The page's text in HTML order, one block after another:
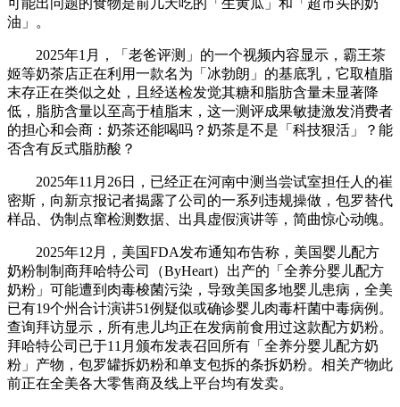
可能出问题的食物是前几天吃的「生黄瓜」和「超市买的奶
油」。
2025年1月，「老爸评测」的一个视频内容显示，霸王茶
姬等奶茶店正在利用一款名为「冰勃朗」的基底乳，它取植脂
末存正在类似之处，且经送检发觉其糖和脂肪含量未显著降
低，脂肪含量以至高于植脂末，这一测评成果敏捷激发消费者
的担心和会商：奶茶还能喝吗？奶茶是不是「科技狠活」？能
否含有反式脂肪酸？
2025年11月26日，已经正在河南中测当尝试室担任人的崔
密斯，向新京报记者揭露了公司的一系列违规操做，包罗替代
样品、伪制点窜检测数据、出具虚假演讲等，简曲惊心动魄。
2025年12月，美国FDA发布通知布告称，美国婴儿配方
奶粉制制商拜哈特公司（ByHeart）出产的「全养分婴儿配方
奶粉」可能遭到肉毒梭菌污染，导致美国多地婴儿患病，全美
已有19个州合计演讲51例疑似或确诊婴儿肉毒杆菌中毒病例。
查询拜访显示，所有患儿均正在发病前食用过这款配方奶粉。
拜哈特公司已于11月颁布发表召回所有「全养分婴儿配方奶
粉」产物，包罗罐拆奶粉和单支包拆的条拆奶粉。相关产物此
前正在全美各大零售商及线上平台均有发卖。